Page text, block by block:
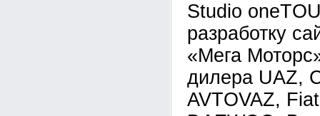
Studio
разработку
«Мега
дилера UAZ,
AVTOVAZ,